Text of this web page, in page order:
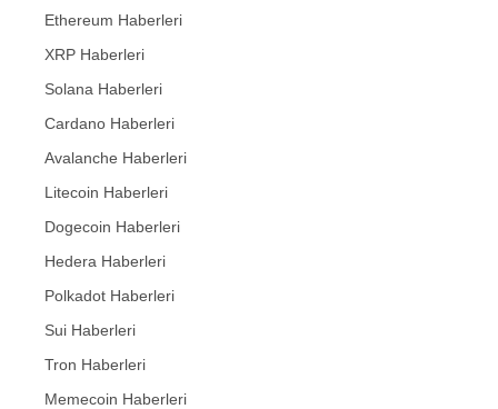
Ethereum Haberleri
XRP Haberleri
Solana Haberleri
Cardano Haberleri
Avalanche Haberleri
Litecoin Haberleri
Dogecoin Haberleri
Hedera Haberleri
Polkadot Haberleri
Sui Haberleri
Tron Haberleri
Memecoin Haberleri